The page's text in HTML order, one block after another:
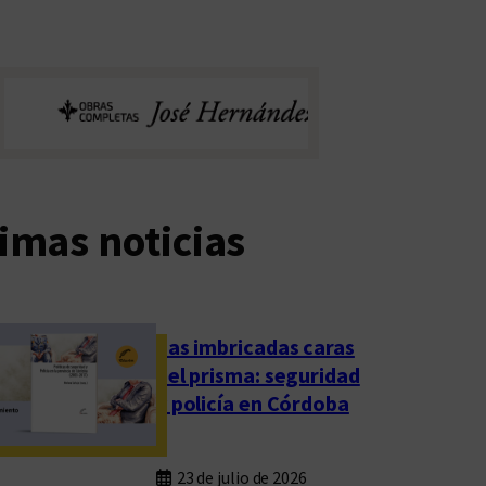
noticias
Las imbricadas caras
del prisma: seguridad
y policía en Córdoba
23 de julio de 2026